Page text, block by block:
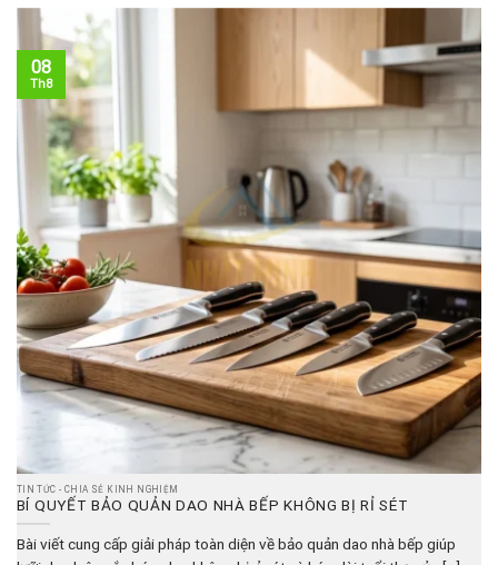
TIN TỨC - CHIA SẺ KINH NGHIỆM
BÍ QUYẾT BẢO QUẢN DAO NHÀ BẾP KHÔNG BỊ RỈ SÉT
Bài viết cung cấp giải pháp toàn diện về bảo quản dao nhà bếp giúp
08
Th8